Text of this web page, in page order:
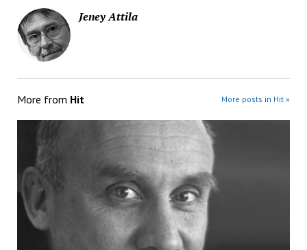
Jeney Attila
More from Hit More posts in Hit »